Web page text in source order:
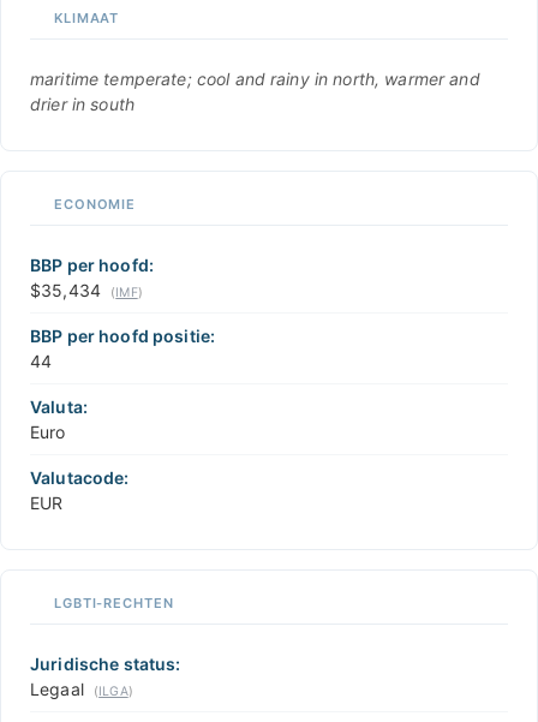
KLIMAAT
maritime temperate; cool and rainy in north, warmer and
drier in south
ECONOMIE
BBP per hoofd:
$35,434
(IMF)
BBP per hoofd positie:
44
Valuta:
Euro
Valutacode:
EUR
LGBTI-RECHTEN
Juridische status:
Legaal
(ILGA)